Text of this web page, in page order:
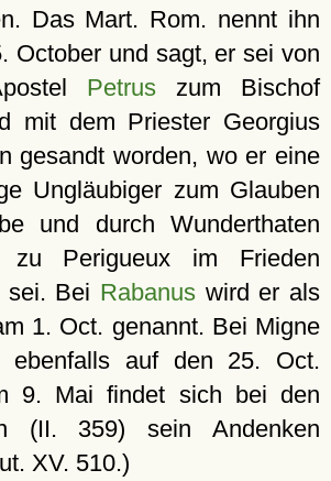
Das Mart. Rom. nennt ihn
October und sagt, er sei von
Petruszum Bischof
mit dem Priester Georgius
gesandt worden, wo er eine
Ungläubiger zum Glauben
und durch Wunderthaten
zu Perigueux im Frieden
sei. Bei Rabanuswird er als
1. Oct. genannt. Bei Migne
auf den 25. Oct.
9. Mai findet sich bei den
(II. 359) sein Andenken
XV. 510.)